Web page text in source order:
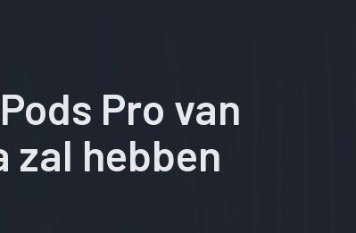
Pro van
zal hebben